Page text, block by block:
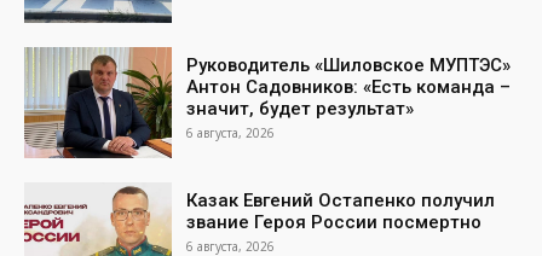
Руководитель «Шиловское МУПТЭС»
Антон Садовников: «Есть команда –
значит, будет результат»
6 августа, 2026
Казак Евгений Остапенко получил
звание Героя России посмертно
6 августа, 2026